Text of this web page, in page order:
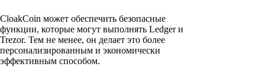
CloakCoin может обеспечить безопасные
функции, которые могут выполнять Ledger и
Trezor. Тем не менее, он делает это более
персонализированным и экономически
эффективным способом.